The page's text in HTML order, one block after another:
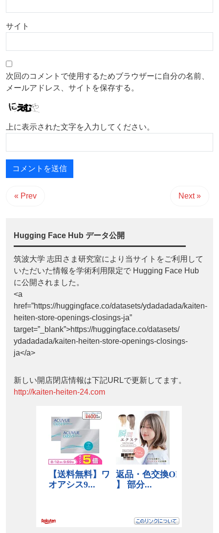
サイト
次回のコメントで使用するためブラウザーに自分の名前、
メールアドレス、サイトを保存する。
上に表示された文字を入力してください。
« Prev Next »
Hugging Face Hub データ公開
筑波大学 志田さま研究室により当サイトをご利用して
いただいた情報を学術利用限定で Hugging Face Hub
に公開されました。
<a
href=”https://huggingface.co/datasets/ydadadada/kaiten-
heiten-store-openings-closings-ja”
target=”_blank”>https://huggingface.co/datasets/
ydadadada/kaiten-heiten-store-openings-closings-
ja</a>
新しい開店閉店情報は下記URLで更新してます。
http://kaiten-heiten-24.com